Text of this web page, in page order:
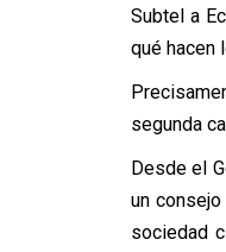
Subtel a
qué hacen
segunda
Desde el
un
sociedad